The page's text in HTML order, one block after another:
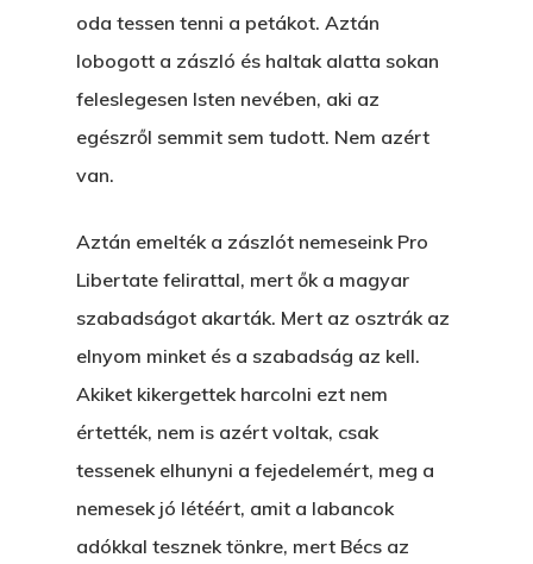
oda tessen tenni a petákot. Aztán
lobogott a zászló és haltak alatta sokan
feleslegesen Isten nevében, aki az
egészről semmit sem tudott. Nem azért
van.
Aztán emelték a zászlót nemeseink Pro
Libertate felirattal, mert ők a magyar
szabadságot akarták. Mert az osztrák az
elnyom minket és a szabadság az kell.
Akiket kikergettek harcolni ezt nem
értették, nem is azért voltak, csak
tessenek elhunyni a fejedelemért, meg a
nemesek jó létéért, amit a labancok
adókkal tesznek tönkre, mert Bécs az